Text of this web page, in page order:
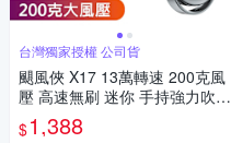
台灣獨家授權 公司貨
颶風俠 X17 13萬轉速 200克風
壓 高速無刷 迷你 手持強力吹塵
器
$1,388